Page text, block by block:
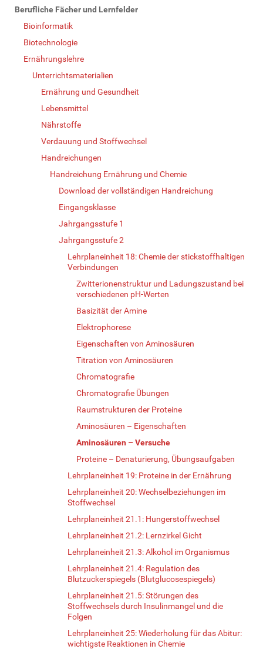
Berufliche Fächer und Lernfelder
Bioinformatik
Biotechnologie
Ernährungslehre
Unterrichtsmaterialien
Ernährung und Gesundheit
Lebensmittel
Nährstoffe
Verdauung und Stoffwechsel
Handreichungen
Handreichung Ernährung und Chemie
Download der vollständigen Handreichung
Eingangsklasse
Jahrgangsstufe 1
Jahrgangsstufe 2
Lehrplaneinheit 18: Chemie der stickstoffhaltigen
Verbindungen
Zwitterionenstruktur und Ladungszustand bei
verschiedenen pH-Werten
Basizität der Amine
Elektrophorese
Eigenschaften von Aminosäuren
Titration von Aminosäuren
Chromatografie
Chromatografie Übungen
Raumstrukturen der Proteine
Aminosäuren – Eigenschaften
Aminosäuren – Versuche
Proteine – Denaturierung, Übungsaufgaben
Lehrplaneinheit 19: Proteine in der Ernährung
Lehrplaneinheit 20: Wechselbeziehungen im
Stoffwechsel
Lehrplaneinheit 21.1: Hungerstoffwechsel
Lehrplaneinheit 21.2: Lernzirkel Gicht
Lehrplaneinheit 21.3: Alkohol im Organismus
Lehrplaneinheit 21.4: Regulation des
Blutzuckerspiegels (Blutglucosespiegels)
Lehrplaneinheit 21.5: Störungen des
Stoffwechsels durch Insulinmangel und die
Folgen
Lehrplaneinheit 25: Wiederholung für das Abitur:
wichtigste Reaktionen in Chemie